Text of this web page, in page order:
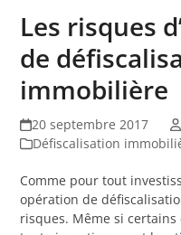
Les risques
de
immobilière
20 septembre 2017
Défiscalisation
Comme pour tout
opération de
risques. Même si